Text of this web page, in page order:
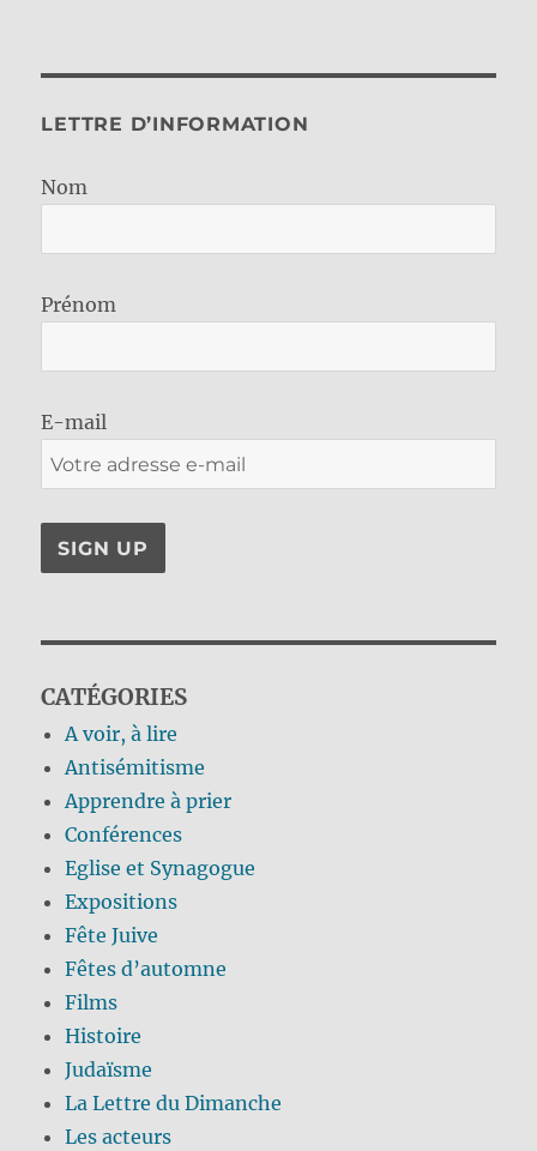
LETTRE D’INFORMATION
Nom
Prénom
E-mail
CATÉGORIES
A voir, à lire
Antisémitisme
Apprendre à prier
Conférences
Eglise et Synagogue
Expositions
Fête Juive
Fêtes d’automne
Films
Histoire
Judaïsme
La Lettre du Dimanche
Les acteurs